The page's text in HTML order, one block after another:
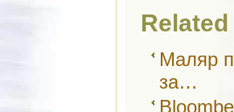
Маляр
за…